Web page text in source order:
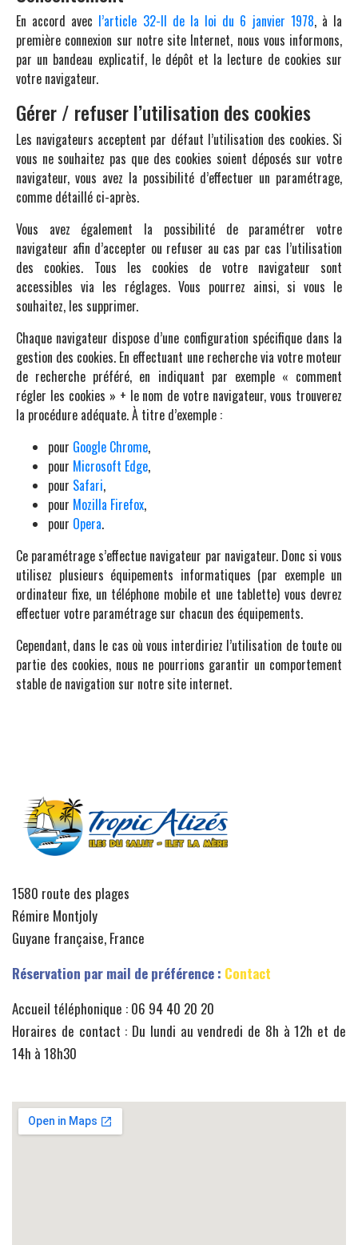
En accord avec l’article 32-II de la loi du 6 janvier 1978, à la
première connexion sur notre site Internet, nous vous informons,
par un bandeau explicatif, le dépôt et la lecture de cookies sur
votre navigateur.
Gérer / refuser l’utilisation des cookies
Les navigateurs acceptent par défaut l’utilisation des cookies. Si
vous ne souhaitez pas que des cookies soient déposés sur votre
navigateur, vous avez la possibilité d’effectuer un paramétrage,
comme détaillé ci-après.
Vous avez également la possibilité de paramétrer votre
navigateur afin d’accepter ou refuser au cas par cas l’utilisation
des cookies. Tous les cookies de votre navigateur sont
accessibles via les réglages. Vous pourrez ainsi, si vous le
souhaitez, les supprimer.
Chaque navigateur dispose d’une configuration spécifique dans la
gestion des cookies. En effectuant une recherche via votre moteur
de recherche préféré, en indiquant par exemple « comment
régler les cookies » + le nom de votre navigateur, vous trouverez
la procédure adéquate. À titre d’exemple :
pour Google Chrome,
pour Microsoft Edge,
pour Safari,
pour Mozilla Firefox,
pour Opera.
Ce paramétrage s’effectue navigateur par navigateur. Donc si vous
utilisez plusieurs équipements informatiques (par exemple un
ordinateur fixe, un téléphone mobile et une tablette) vous devrez
effectuer votre paramétrage sur chacun des équipements.
Cependant, dans le cas où vous interdiriez l’utilisation de toute ou
partie des cookies, nous ne pourrions garantir un comportement
stable de navigation sur notre site internet.
1580 route des plages
Rémire Montjoly
Guyane française, France
Réservation par mail de préférence : Contact
Accueil téléphonique : 06 94 40 20 20
Horaires de contact : Du lundi au vendredi de 8h à 12h et de
14h à 18h30